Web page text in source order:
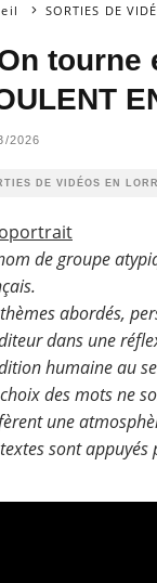
SORTIES DE
tourne
2026
DE VIDÉOS EN
de groupe
abordés,
dans une
humaine au
des mots ne
une
sont